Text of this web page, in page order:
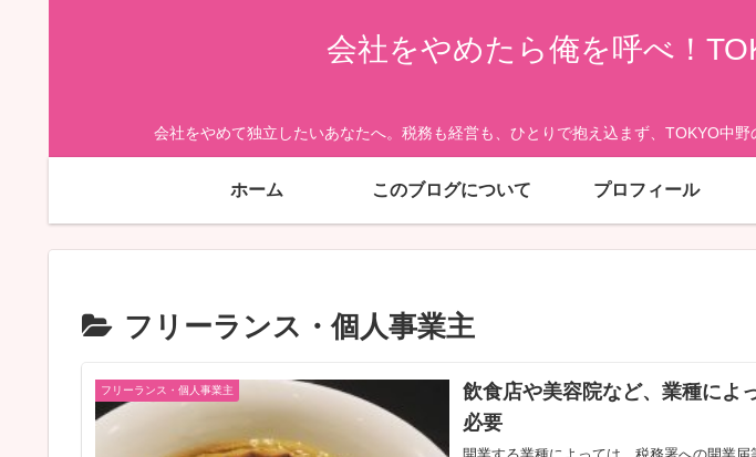
会社をやめたら俺を呼べ！
会社をやめて独立したいあなたへ。税務も経営も、ひとりで抱え込まず、TOKYO中
ホーム このブログについて プロフィール
フリーランス・個人事業主
フリーランス・個人事業主
飲食店や美容院など、業種によ
必要